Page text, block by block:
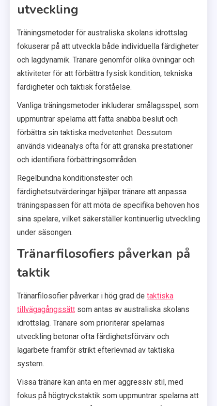
utveckling
Träningsmetoder för australiska skolans idrottslag
fokuserar på att utveckla både individuella färdigheter
och lagdynamik. Tränare genomför olika övningar och
aktiviteter för att förbättra fysisk kondition, tekniska
färdigheter och taktisk förståelse.
Vanliga träningsmetoder inkluderar smålagsspel, som
uppmuntrar spelarna att fatta snabba beslut och
förbättra sin taktiska medvetenhet. Dessutom
används videanalys ofta för att granska prestationer
och identifiera förbättringsområden.
Regelbundna konditionstester och
färdighetsutvärderingar hjälper tränare att anpassa
träningspassen för att möta de specifika behoven hos
sina spelare, vilket säkerställer kontinuerlig utveckling
under säsongen.
Tränarfilosofiers påverkan på
taktik
Tränarfilosofier påverkar i hög grad de taktiska
tillvägagångssätt som antas av australiska skolans
idrottslag. Tränare som prioriterar spelarnas
utveckling betonar ofta färdighetsförvärv och
lagarbete framför strikt efterlevnad av taktiska
system.
Vissa tränare kan anta en mer aggressiv stil, med
fokus på högtryckstaktik som uppmuntrar spelarna att